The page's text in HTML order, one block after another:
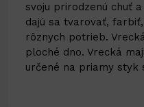
svoju prirodzenú chuť
dajú sa tvarovať,
rôznych potrieb.
ploché dno. Vrecká
určené na priamy styk